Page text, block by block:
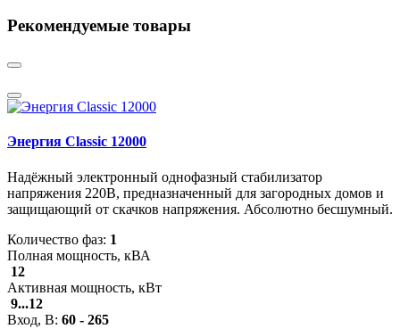
Рекомендуемые товары
Энергия Classic 12000
Надёжный электронный однофазный стабилизатор
напряжения 220В, предназначенный для загородных домов и
защищающий от скачков напряжения. Абсолютно бесшумный.
Количество фаз: 1
Полная мощность, кВА
12
Активная мощность, кВт
9...12
Вход, В: 60 - 265